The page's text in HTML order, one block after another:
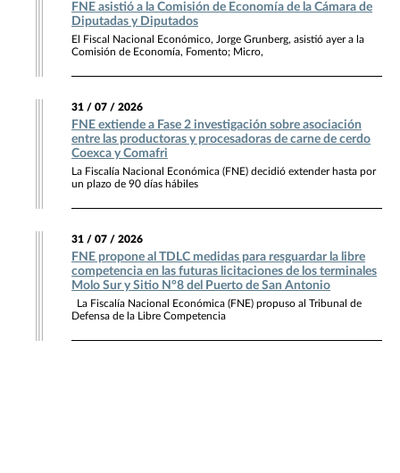
FNE asistió a la Comisión de Economía de la Cámara de
Diputadas y Diputados
El Fiscal Nacional Económico, Jorge Grunberg, asistió ayer a la
Comisión de Economía, Fomento; Micro,
31 / 07 / 2026
FNE extiende a Fase 2 investigación sobre asociación
entre las productoras y procesadoras de carne de cerdo
Coexca y Comafri
La Fiscalía Nacional Económica (FNE) decidió extender hasta por
un plazo de 90 días hábiles
31 / 07 / 2026
FNE propone al TDLC medidas para resguardar la libre
competencia en las futuras licitaciones de los terminales
Molo Sur y Sitio N°8 del Puerto de San Antonio
La Fiscalía Nacional Económica (FNE) propuso al Tribunal de
Defensa de la Libre Competencia